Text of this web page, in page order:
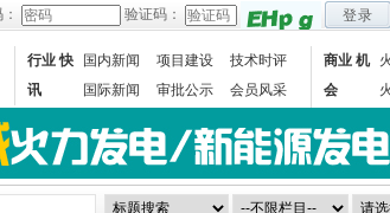
验证码： 登录
行业 快
讯
国内新闻 项目建设
技术时评
国际新闻
审批公示 会员风采
商业 机
会